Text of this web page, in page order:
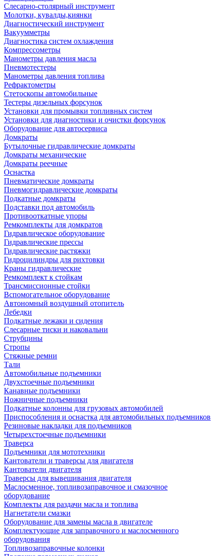
Слесарно-столярный инструмент
Молотки, кувалды,киянки
Диагностический инструмент
Вакуумметры
Диагностика систем охлаждения
Компрессометры
Манометры давления масла
Пневмотестеры
Манометры давления топлива
Рефрактометры
Стетоскопы автомобильные
Тестеры дизельных форсунок
Установки для промывки топливных систем
Установки для диагностики и очистки форсунок
Оборудование для автосервиса
Домкраты
Бутылочные гидравлические домкраты
Домкраты механические
Домкраты реечные
Оснастка
Пневматические домкраты
Пневмогидравлические домкраты
Подкатные домкраты
Подставки под автомобиль
Противооткатные упоры
Ремкомплекты для домкратов
Гидравлическое оборудование
Гидравлические прессы
Гидравлические растяжки
Гидроцилиндры для рихтовки
Краны гидравлические
Ремкомплект к стойкам
Трансмиссионные стойки
Вспомогательное оборудование
Автономный воздушный отопитель
Лебедки
Подкатные лежаки и сидения
Слесарные тиски и наковальни
Струбцины
Стропы
Стяжные ремни
Тали
Автомобильные подъемники
Двухстоечные подъемники
Канавные подъемники
Ножничные подъемники
Подкатные колонны для грузовых автомобилей
Приспособления и оснастка для автомобильных подъемников
Резиновые накладки для подъемников
Четырехстоечные подъемники
Траверса
Подъемники для мототехники
Кантователи и траверсы для двигателя
Кантователи двигателя
Траверсы для вывешивания двигателя
Маслосменное, топливозаправочное и смазочное
оборудование
Комплекты для раздачи масла и топлива
Нагнетатели смазки
Оборудование для замены масла в двигателе
Комплектующие для заправочного и маслосменного
оборудования
Топливозаправочные колонки